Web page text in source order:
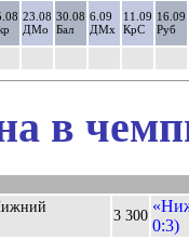
23.08
ДМо
30.08
Бал
6.09
ДМх
11.09
КрС
16.09
Руб
в
3 300
0:3)